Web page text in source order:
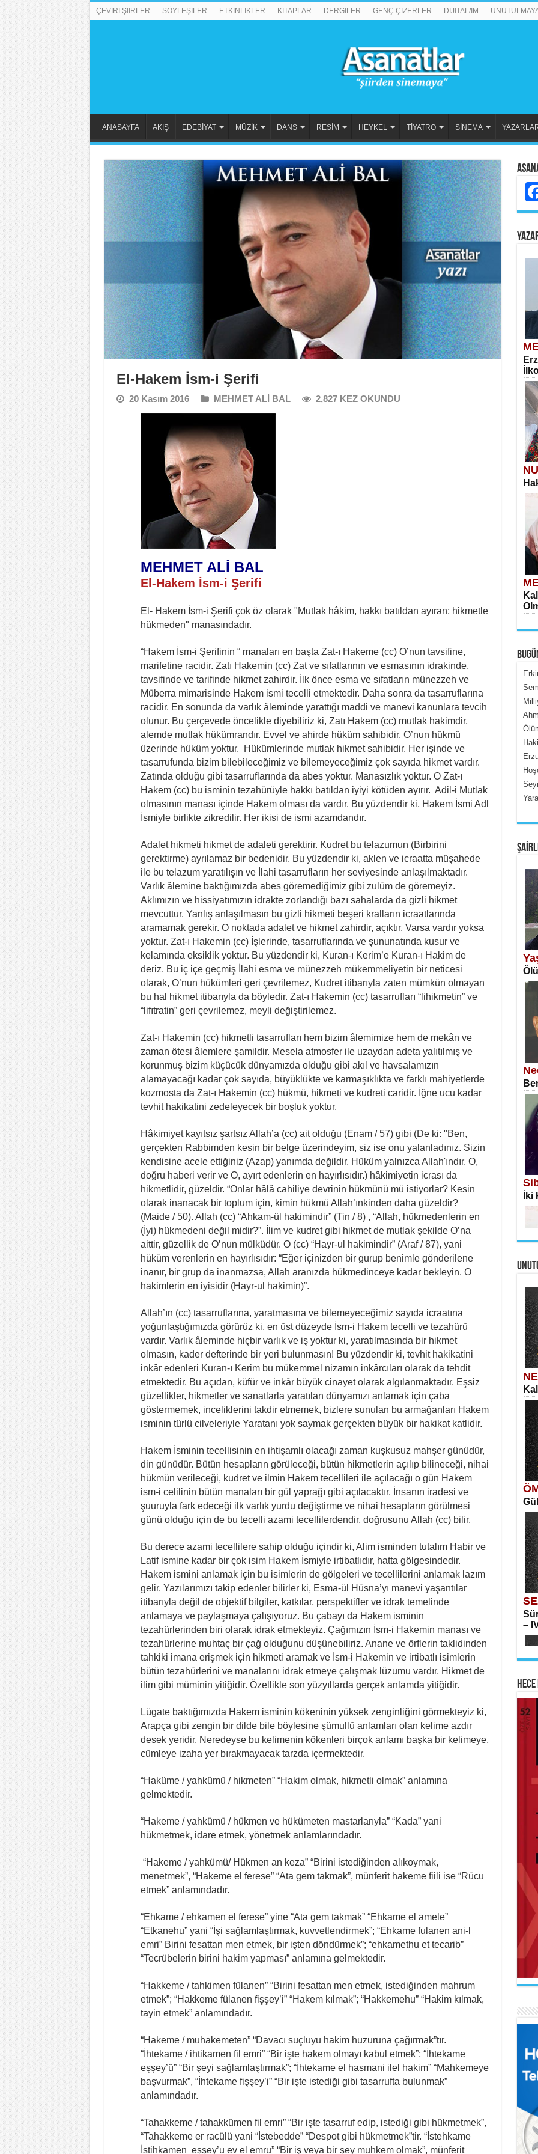
ÇEVİRİ ŞİİRLER SÖYLEŞİLER ETKİNLİKLER KİTAPLAR DERGİLER GENÇ ÇİZERLER DİJİTAL/İM
ANASAYFA AKIŞ EDEBİYAT MÜZİK DANS RESİM HEYKEL TİYATRO SİNEMA
El-Hakem İsm-i Şerifi
20 Kasım 2016 MEHMET ALİ BAL 2,827 KEZ OKUNDU
MEHMET ALİ BAL
El-Hakem İsm-i Şerifi
El- Hakem İsm-i Şerifi çok öz olarak "Mutlak hâkim, hakkı batıldan ayıran; hikmetle
hükmeden" manasındadır.
“Hakem İsm-i Şerifinin “ manaları en başta Zat-ı Hakeme (cc) O’nun tavsifine,
marifetine racidir. Zatı Hakemin (cc) Zat ve sıfatlarının ve esmasının idrakinde,
tavsifinde ve tarifinde hikmet zahirdir. İlk önce esma ve sıfatların münezzeh ve
Müberra mimarisinde Hakem ismi tecelli etmektedir. Daha sonra da tasarruflarına
racidir. En sonunda da varlık âleminde yarattığı maddi ve manevi kanunlara tevcih
olunur. Bu çerçevede öncelikle diyebiliriz ki, Zatı Hakem (cc) mutlak hakimdir,
alemde mutlak hükümrandır. Evvel ve ahirde hüküm sahibidir. O’nun hükmü
üzerinde hüküm yoktur. Hükümlerinde mutlak hikmet sahibidir. Her işinde ve
tasarrufunda bizim bilebileceğimiz ve bilemeyeceğimiz çok sayıda hikmet vardır.
Zatında olduğu gibi tasarruflarında da abes yoktur. Manasızlık yoktur. O Zat-ı
Hakem (cc) bu isminin tezahürüyle hakkı batıldan iyiyi kötüden ayırır. Adil-i Mutlak
olmasının manası içinde Hakem olması da vardır. Bu yüzdendir ki, Hakem İsmi Adl
İsmiyle birlikte zikredilir. Her ikisi de ismi azamdandır.
Adalet hikmeti hikmet de adaleti gerektirir. Kudret bu telazumun (Birbirini
gerektirme) ayrılamaz bir bedenidir. Bu yüzdendir ki, aklen ve icraatta müşahede
ile bu telazum yaratılışın ve İlahi tasarrufların her seviyesinde anlaşılmaktadır.
Varlık âlemine baktığımızda abes göremediğimiz gibi zulüm de göremeyiz.
Aklımızın ve hissiyatımızın idrakte zorlandığı bazı sahalarda da gizli hikmet
mevcuttur. Yanlış anlaşılmasın bu gizli hikmeti beşeri kralların icraatlarında
aramamak gerekir. O noktada adalet ve hikmet zahirdir, açıktır. Varsa vardır yoksa
yoktur. Zat-ı Hakemin (cc) İşlerinde, tasarruflarında ve şununatında kusur ve
kelamında eksiklik yoktur. Bu yüzdendir ki, Kuran-ı Kerim’e Kuran-ı Hakim de
deriz. Bu iç içe geçmiş İlahi esma ve münezzeh mükemmeliyetin bir neticesi
olarak, O’nun hükümleri geri çevrilemez, Kudret itibarıyla zaten mümkün olmayan
bu hal hikmet itibarıyla da böyledir. Zat-ı Hakemin (cc) tasarrufları “lihikmetin” ve
“lifıtratin” geri çevrilemez, meyli değiştirilemez.
Zat-ı Hakemin (cc) hikmetli tasarrufları hem bizim âlemimize hem de mekân ve
zaman ötesi âlemlere şamildir. Mesela atmosfer ile uzaydan adeta yalıtılmış ve
korunmuş bizim küçücük dünyamızda olduğu gibi akıl ve havsalamızın
alamayacağı kadar çok sayıda, büyüklükte ve karmaşıklıkta ve farklı mahiyetlerde
kozmosta da Zat-ı Hakemin (cc) hükmü, hikmeti ve kudreti caridir. İğne ucu kadar
tevhit hakikatini zedeleyecek bir boşluk yoktur.
Hâkimiyet kayıtsız şartsız Allah’a (cc) ait olduğu (Enam / 57) gibi (De ki: "Ben,
gerçekten Rabbimden kesin bir belge üzerindeyim, siz ise onu yalanladınız. Sizin
kendisine acele ettiğiniz (Azap) yanımda değildir. Hüküm yalnızca Allah'ındır. O,
doğru haberi verir ve O, ayırt edenlerin en hayırlısıdır.) hâkimiyetin icrası da
hikmetlidir, güzeldir. “Onlar hâlâ cahiliye devrinin hükmünü mü istiyorlar? Kesin
olarak inanacak bir toplum için, kimin hükmü Allah’ınkinden daha güzeldir?
(Maide / 50). Allah (cc) “Ahkam-ül hakimindir” (Tin / 8) , “Allah, hükmedenlerin en
(İyi) hükmedeni değil midir?”. İlim ve kudret gibi hikmet de mutlak şekilde O’na
aittir, güzellik de O’nun mülküdür. O (cc) “Hayr-ul hakimindir” (Araf / 87), yani
hüküm verenlerin en hayırlısıdır: “Eğer içinizden bir gurup benimle gönderilene
inanır, bir grup da inanmazsa, Allah aranızda hükmedinceye kadar bekleyin. O
hakimlerin en iyisidir (Hayr-ul hakimin)”.
Allah’ın (cc) tasarruflarına, yaratmasına ve bilemeyeceğimiz sayıda icraatına
yoğunlaştığımızda görürüz ki, en üst düzeyde İsm-i Hakem tecelli ve tezahürü
vardır. Varlık âleminde hiçbir varlık ve iş yoktur ki, yaratılmasında bir hikmet
olmasın, kader defterinde bir yeri bulunmasın! Bu yüzdendir ki, tevhit hakikatini
inkâr edenleri Kuran-ı Kerim bu mükemmel nizamın inkârcıları olarak da tehdit
etmektedir. Bu açıdan, küfür ve inkâr büyük cinayet olarak algılanmaktadır. Eşsiz
güzellikler, hikmetler ve sanatlarla yaratılan dünyamızı anlamak için çaba
göstermemek, inceliklerini takdir etmemek, bizlere sunulan bu armağanları Hakem
isminin türlü cilveleriyle Yaratanı yok saymak gerçekten büyük bir hakikat katlidir.
Hakem İsminin tecellisinin en ihtişamlı olacağı zaman kuşkusuz mahşer günüdür,
din günüdür. Bütün hesapların görüleceği, bütün hikmetlerin açılıp bilineceği, nihai
hükmün verileceği, kudret ve ilmin Hakem tecellileri ile açılacağı o gün Hakem
ism-i celilinin bütün manaları bir gül yaprağı gibi açılacaktır. İnsanın iradesi ve
şuuruyla fark edeceği ilk varlık yurdu değiştirme ve nihai hesapların görülmesi
günü olduğu için de bu tecelli azami tecellilerdendir, doğrusunu Allah (cc) bilir.
Bu derece azami tecellilere sahip olduğu içindir ki, Alim isminden tutalım Habir ve
Latif ismine kadar bir çok isim Hakem İsmiyle irtibatlıdır, hatta gölgesindedir.
Hakem ismini anlamak için bu isimlerin de gölgeleri ve tecellilerini anlamak lazım
gelir. Yazılarımızı takip edenler bilirler ki, Esma-ül Hüsna’yı manevi yaşantılar
itibarıyla değil de objektif bilgiler, katkılar, perspektifler ve idrak temelinde
anlamaya ve paylaşmaya çalışıyoruz. Bu çabayı da Hakem isminin
tezahürlerinden biri olarak idrak etmekteyiz. Çağımızın İsm-i Hakemin manası ve
tezahürlerine muhtaç bir çağ olduğunu düşünebiliriz. Anane ve örflerin taklidinden
tahkiki imana erişmek için hikmeti aramak ve İsm-i Hakemin ve irtibatlı isimlerin
bütün tezahürlerini ve manalarını idrak etmeye çalışmak lüzumu vardır. Hikmet de
ilim gibi müminin yitiğidir. Özellikle son yüzyıllarda gerçek anlamda yitiğidir.
Lügate baktığımızda Hakem isminin kökeninin yüksek zenginliğini görmekteyiz ki,
Arapça gibi zengin bir dilde bile böylesine şümullü anlamları olan kelime azdır
desek yeridir. Neredeyse bu kelimenin kökenleri birçok anlamı başka bir kelimeye,
cümleye izaha yer bırakmayacak tarzda içermektedir.
“Haküme / yahkümü / hikmeten” “Hakim olmak, hikmetli olmak” anlamına
gelmektedir.
“Hakeme / yahkümü / hükmen ve hükümeten mastarlarıyla” “Kada” yani
hükmetmek, idare etmek, yönetmek anlamlarındadır.
“Hakeme / yahkümü/ Hükmen an keza” “Birini istediğinden alıkoymak,
menetmek”, “Hakeme el ferese” “Ata gem takmak”, münferit hakeme fiili ise “Rücu
etmek” anlamındadır.
“Ehkame / ehkamen el ferese” yine “Ata gem takmak” “Ehkame el amele”
“Etkanehu” yani “İşi sağlamlaştırmak, kuvvetlendirmek”; “Ehkame fulanen ani-l
emri” Birini fesattan men etmek, bir işten döndürmek”; “ehkamethu et tecarib”
“Tecrübelerin birini hakim yapması” anlamına gelmektedir.
“Hakkeme / tahkimen fülanen” “Birini fesattan men etmek, istediğinden mahrum
etmek”; “Hakkeme fülanen fişşey’i” “Hakem kılmak”; “Hakkemehu” “Hakim kılmak,
tayin etmek” anlamındadır.
“Hakeme / muhakemeten” “Davacı suçluyu hakim huzuruna çağırmak”tır.
“İhtekame / ihtikamen fil emri” “Bir işte hakem olmayı kabul etmek”; “İhtekame
eşşey’ü” “Bir şeyi sağlamlaştırmak”; “İhtekame el hasmani ilel hakim” “Mahkemeye
başvurmak”, “İhtekame fişşey’i” “Bir işte istediği gibi tasarrufta bulunmak”
anlamındadır.
“Tahakkeme / tahakkümen fil emri” “Bir işte tasarruf edip, istediği gibi hükmetmek”,
“Tahakkeme er racülü yani “İstebedde” “Despot gibi hükmetmek”tir. “İstehkame
İstihkamen eşşey’u ev el emru” “Bir iş veya bir şey muhkem olmak”, münferit
İki
Ne
–